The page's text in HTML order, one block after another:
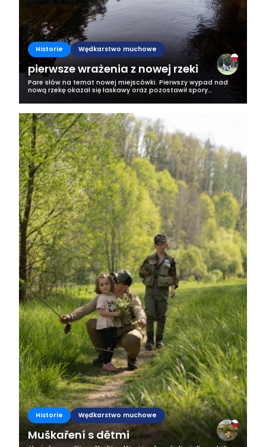
Historie Wędkarstwo muchowe
pierwsze wrażenia z nowej rzeki
Pare słów na temat nowej miejscówki. Pierwszy wypad nad
nową rzekę okazał się łaskawy oraz pozostawił spory
rzeką pojawiłem się poźno koło...
Historie Wędkarstwo muchowe
Muškaření s dětmi